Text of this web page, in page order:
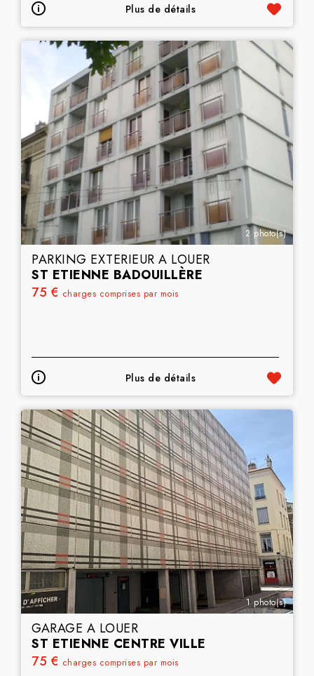
Plus de détails
2 photo(s)
PARKING EXTERIEUR A LOUER
ST ETIENNE BADOUILLÈRE
75 € charges comprises par mois
Plus de détails
1 photo(s)
GARAGE A LOUER
ST ETIENNE CENTRE VILLE
75 € charges comprises par mois